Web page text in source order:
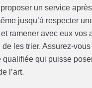
un service
jusqu’à respecter
ramener avec eux vos
les trier. Assurez-
qualifiée qui puisse
l’art.